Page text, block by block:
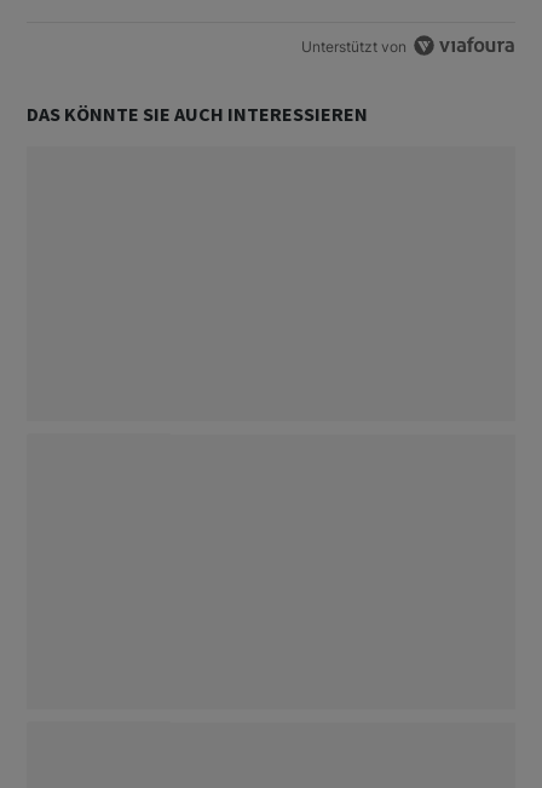
Unterstützt von
DAS KÖNNTE SIE AUCH INTERESSIEREN